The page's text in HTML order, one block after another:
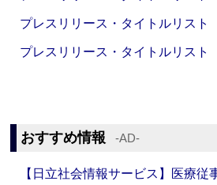
プレスリリース・タイトルリス
プレスリリース・タイトルリス
おすすめ情報 ‐AD‐
【日立社会情報サービス】医療従